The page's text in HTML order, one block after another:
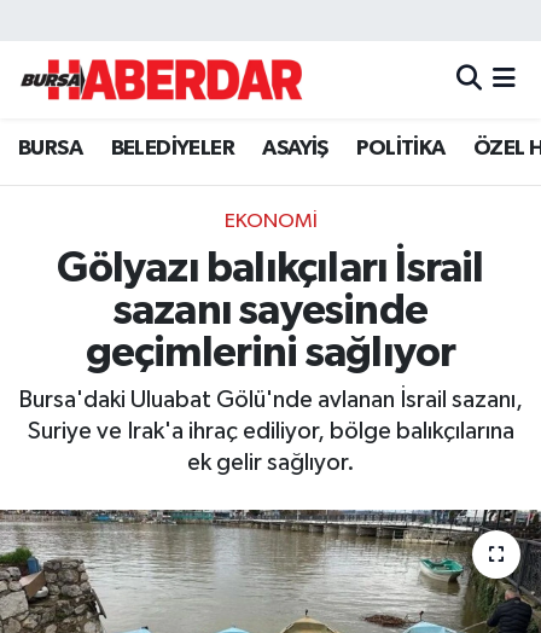
BURSA BELEDİYELER ASAYİŞ POLİTİKA ÖZEL
EKONOMİ
Gölyazı balıkçıları İsrail
sazanı sayesinde
geçimlerini sağlıyor
Bursa'daki Uluabat Gölü'nde avlanan İsrail sazanı,
Suriye ve Irak'a ihraç ediliyor, bölge balıkçılarına
ek gelir sağlıyor.
Hava Durumu
Trafik Durumu
Süper Lig Puan Durumu ve Fikstür
Tüm Manşetler
Son Dakika Haberleri
Haber Arşivi